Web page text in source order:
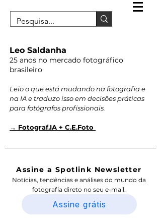
Leo Saldanha
25 anos no mercado fotográfico
brasileiro
Leio o que está mudando na fotografia e
na IA e traduzo isso em decisões práticas
para fotógrafos profissionais.
→ Fotograf.IA + C.E.Foto
Assine a Spotlink Newsletter
Notícias, tendências e análises do mundo da
fotografia direto no seu e-mail.
Assine grátis